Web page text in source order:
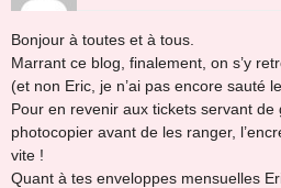
Bonjour à toutes et à tous.
Marrant ce blog, finalement, on s’y
(et non Eric, je n’ai pas encore sauté
Pour en revenir aux tickets servant
photocopier avant de les ranger,
vite !
Quant à tes enveloppes mensuelles